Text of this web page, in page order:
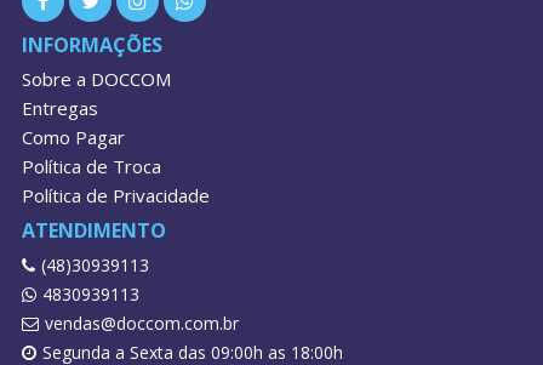
INFORMAÇÕES
Sobre a DOCCOM
Entregas
Como Pagar
Política de Troca
Política de Privacidade
ATENDIMENTO
(48)30939113
4830939113
vendas@doccom.com.br
Segunda a Sexta das 09:00h as 18:00h